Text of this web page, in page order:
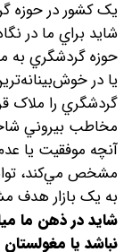
يک کشور در حوزه
شايد براي ما در
حوزه گردشگري به
يا در
گردشگري را ملاک
مخاطب بيروني
آنچه موفقيت يا
مشخص مي‌کند،
به يک بازار هدف
شايد در ذهن ما
نباشد يا